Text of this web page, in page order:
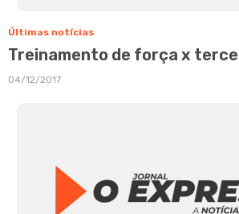
Últimas notícias
Treinamento de força x
04/12/2017